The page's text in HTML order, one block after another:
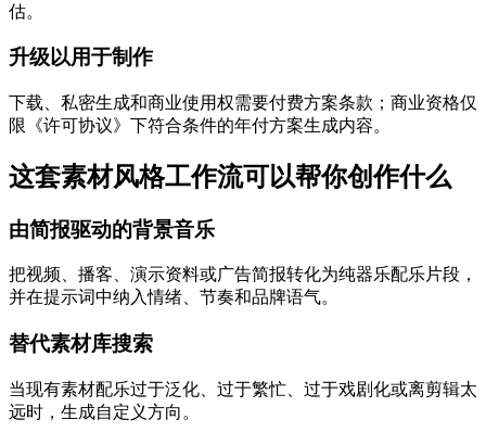
估。
升级以用于制作
下载、私密生成和商业使用权需要付费方案条款；商业资格仅
限《许可协议》下符合条件的年付方案生成内容。
这套素材风格工作流可以帮你创作什么
由简报驱动的背景音乐
把视频、播客、演示资料或广告简报转化为纯器乐配乐片段，
并在提示词中纳入情绪、节奏和品牌语气。
替代素材库搜索
当现有素材配乐过于泛化、过于繁忙、过于戏剧化或离剪辑太
远时，生成自定义方向。